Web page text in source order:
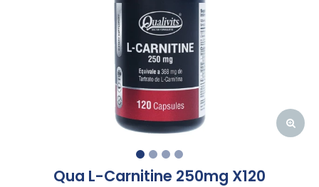
Qua L-Carnitine 250mg X120